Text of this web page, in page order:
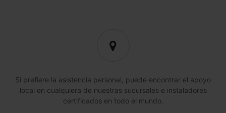
Si prefiere la asistencia personal, puede encontrar el apoyo
local en cualquiera de nuestras sucursales e instaladores
certificados en todo el mundo.